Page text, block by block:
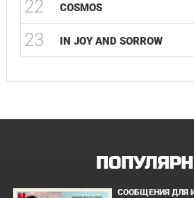
22 COSMOS
23 IN JOY AND SORROW
СООБЩЕНИЯ ДЛЯ